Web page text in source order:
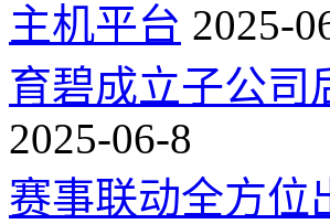
主机平台 2025-
育碧成立子公司
2025-06-8
赛事联动全方位